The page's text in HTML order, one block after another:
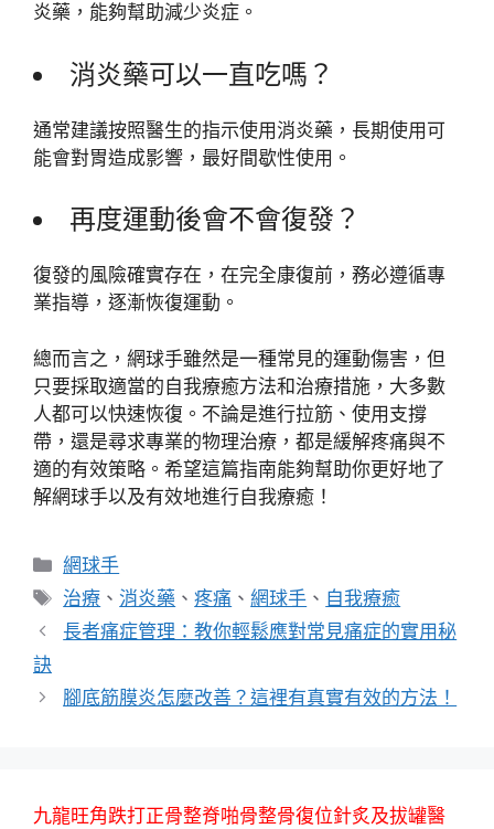
炎藥，能夠幫助減少炎症。
消炎藥可以一直吃嗎？
通常建議按照醫生的指示使用消炎藥，長期使用可
能會對胃造成影響，最好間歇性使用。
再度運動後會不會復發？
復發的風險確實存在，在完全康復前，務必遵循專
業指導，逐漸恢復運動。
總而言之，網球手雖然是一種常見的運動傷害，但
只要採取適當的自我療癒方法和治療措施，大多數
人都可以快速恢復。不論是進行拉筋、使用支撐
帶，還是尋求專業的物理治療，都是緩解疼痛與不
適的有效策略。希望這篇指南能夠幫助你更好地了
解網球手以及有效地進行自我療癒！
分
類
網球手
標
籤
治療 、消炎藥 、疼痛 、網球手 、 自我療癒
長者痛症管理：教你輕鬆應對常見痛症的實用秘
訣
腳底筋膜炎怎麼改善？這裡有真實有效的方法！
九龍旺角跌打正骨整脊啪骨整骨復位針炙及拔罐醫